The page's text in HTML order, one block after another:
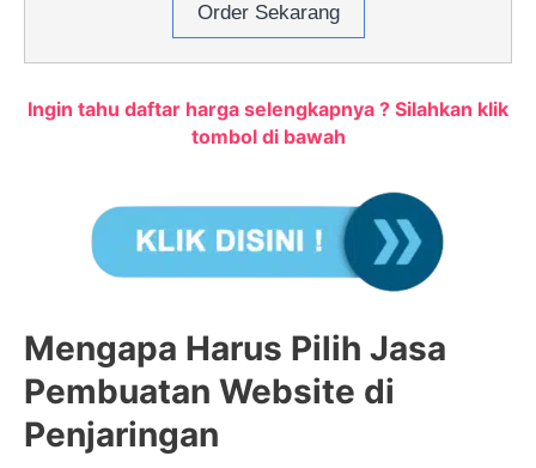
Order Sekarang
Ingin tahu daftar harga selengkapnya ? Silahkan klik
tombol di bawah
Mengapa Harus Pilih Jasa
Pembuatan Website di
Penjaringan